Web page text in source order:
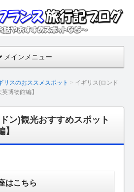
メインメニュー
リスのおススメスポット
イギリス(ロンド
博物館編】
ン)観光おすすめスポット
】
はこちら